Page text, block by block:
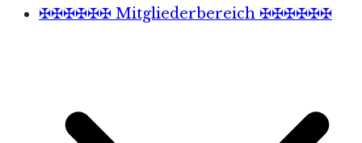
✠✠✠✠✠✠ Mitgliederbereich ✠✠✠✠✠✠